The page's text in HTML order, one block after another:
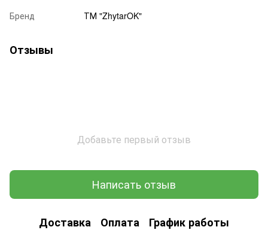
Бренд ТМ "ZhytarOK"
Отзывы
Добавьте первый отзыв
Написать отзыв
Доставка Оплата График работы